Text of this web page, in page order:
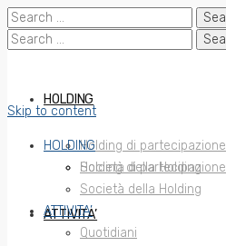
Search
for:
Search
HOLDING
Holding di partecipazione
Società della Holding
ATTIVITA’
Skip to content
HOLDING
Holding di partecipazione
Società della Holding
ATTIVITA’
Quotidiani